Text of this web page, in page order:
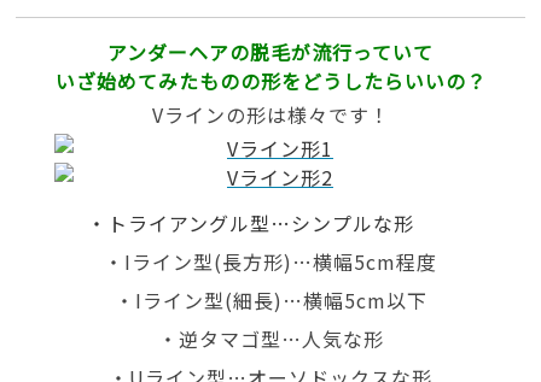
アンダーヘアの脱毛が流行っていて
いざ始めてみたものの形をどうしたらいいの？
Vラインの形は様々です！
・トライアングル型…シンプルな形
・Iライン型(長方形)…横幅5cm程度
・Iライン型(細長)…横幅5cm以下
・逆タマゴ型…人気な形